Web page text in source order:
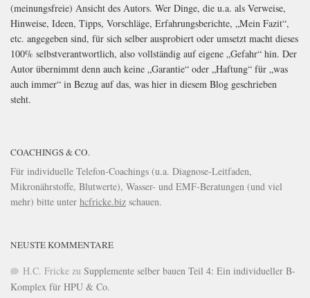
(meinungsfreie) Ansicht des Autors. Wer Dinge, die u.a. als Verweise,
Hinweise, Ideen, Tipps, Vorschläge, Erfahrungsberichte, „Mein Fazit“,
etc. angegeben sind, für sich selber ausprobiert oder umsetzt macht dieses
100% selbstverantwortlich, also vollständig auf eigene „Gefahr“ hin. Der
Autor übernimmt denn auch keine „Garantie“ oder „Haftung“ für „was
auch immer“ in Bezug auf das, was hier in diesem Blog geschrieben
steht.
COACHINGS & CO.
Für individuelle Telefon-Coachings (u.a. Diagnose-Leitfaden,
Mikronährstoffe, Blutwerte), Wasser- und EMF-Beratungen (und viel
mehr) bitte unter hcfricke.biz schauen.
NEUSTE KOMMENTARE
H.C. Fricke zu Supplemente selber bauen Teil 4: Ein individueller B-
Komplex für HPU & Co.